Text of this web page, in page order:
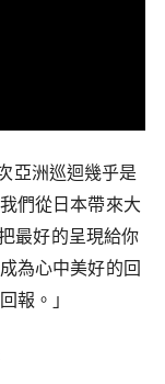
亞洲巡迴幾乎是
們從日本帶來大
最好的呈現給你
為心中美好的回
報。」